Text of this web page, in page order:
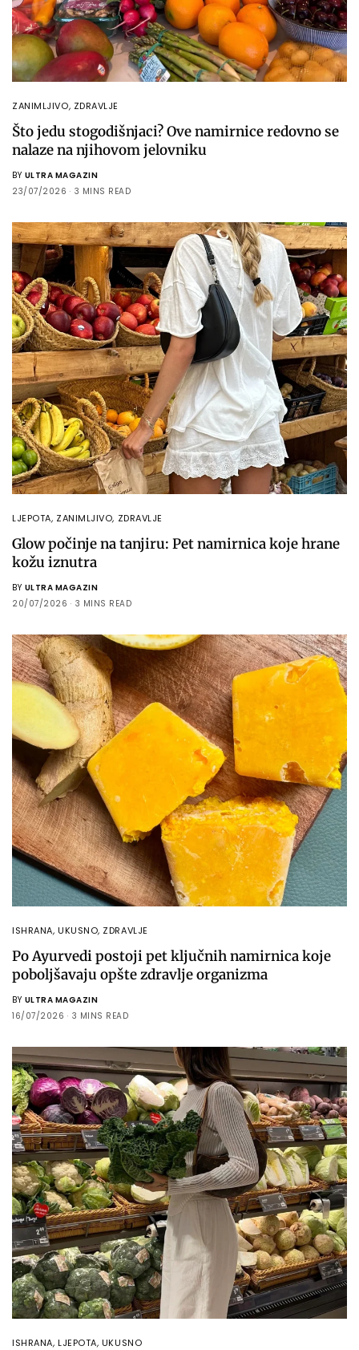
ZANIMLJIVO, ZDRAVLJE
Što jedu stogodišnjaci? Ove namirnice redovno se
nalaze na njihovom jelovniku
BY ULTRA MAGAZIN
23/07/2026
3 MINS READ
LJEPOTA, ZANIMLJIVO, ZDRAVLJE
Glow počinje na tanjiru: Pet namirnica koje hrane
kožu iznutra
BY ULTRA MAGAZIN
20/07/2026
3 MINS READ
ISHRANA, UKUSNO, ZDRAVLJE
Po Ayurvedi postoji pet ključnih namirnica koje
poboljšavaju opšte zdravlje organizma
BY ULTRA MAGAZIN
16/07/2026
3 MINS READ
ISHRANA, LJEPOTA, UKUSNO